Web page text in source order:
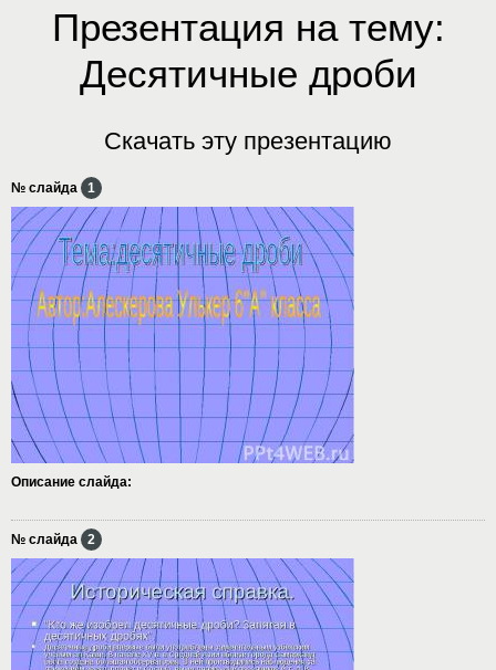
Презентация на тему:
Десятичные дроби
Скачать эту презентацию
№ слайда 1
Описание слайда:
№ слайда 2